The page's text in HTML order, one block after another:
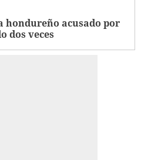
hondureño acusado por
dos veces